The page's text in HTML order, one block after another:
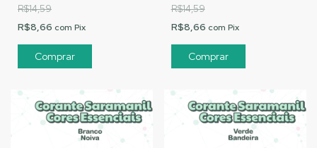
R$14,59
R$8,66 com Pix
R$14,59
R$8,66 com Pix